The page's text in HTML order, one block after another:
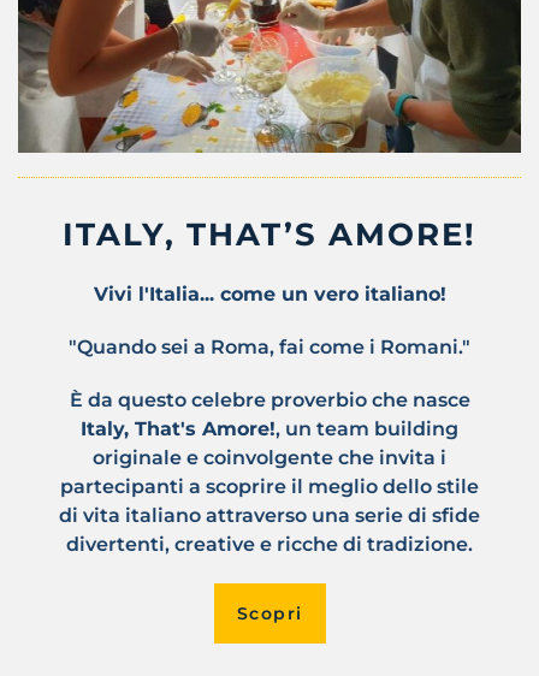
ITALY, THAT’S AMORE!
Vivi l'Italia... come un vero italiano!
"Quando sei a Roma, fai come i Romani."
È da questo celebre proverbio che nasce
Italy, That's Amore!, un team building
originale e coinvolgente che invita i
partecipanti a scoprire il meglio dello stile
di vita italiano attraverso una serie di sfide
divertenti, creative e ricche di tradizione.
Scopri